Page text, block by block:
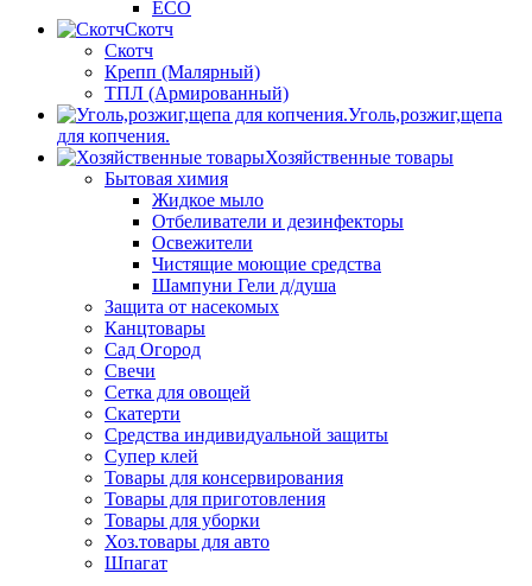
ECO
Скотч
Скотч
Крепп (Малярный)
ТПЛ (Армированный)
Уголь,розжиг,щепа
для копчения.
Хозяйственные товары
Бытовая химия
Жидкое мыло
Отбеливатели и дезинфекторы
Освежители
Чистящие моющие средства
Шампуни Гели д/душа
Защита от насекомых
Канцтовары
Сад Огород
Свечи
Сетка для овощей
Скатерти
Средства индивидуальной защиты
Супер клей
Товары для консервирования
Товары для приготовления
Товары для уборки
Хоз.товары для авто
Шпагат